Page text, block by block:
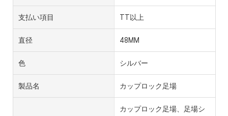
支払い項目 TT以上
直径 48MM
色 シルバー
製品名 カップロック足場
カップロック足場、足場シ